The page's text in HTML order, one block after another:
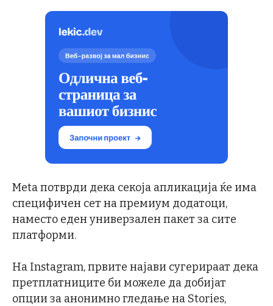
Meta потврди дека секоја апликација ќе има
специфичен сет на премиум додатоци,
наместо еден универзален пакет за сите
платформи.
На Instagram, првите најави сугерираат дека
претплатниците би можеле да добијат
опции за анонимно гледање на Stories,